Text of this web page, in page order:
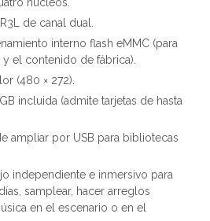
de canal dual.
interno flash eMMC (para
el contenido de fábrica).
(480 × 272).
incluida (admite tarjetas de hasta
ampliar por USB para bibliotecas
independiente e inmersivo para
samplear, hacer arreglos
en el escenario o en el